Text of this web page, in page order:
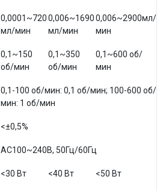
0,0001 ~720
мл/мин
0,006~1690
мл/мин
0,006~2900мл/
мин
0,1~150
об/мин
0,1~350
об/мин
0,1~600 об/
мин
0,1-100 об/мин: 0,1 об/мин; 100-600 об/
мин: 1 об/мин
<±0,5%
AC100~240В, 50Гц/60Гц
<30 Вт <40 Вт <50 Вт